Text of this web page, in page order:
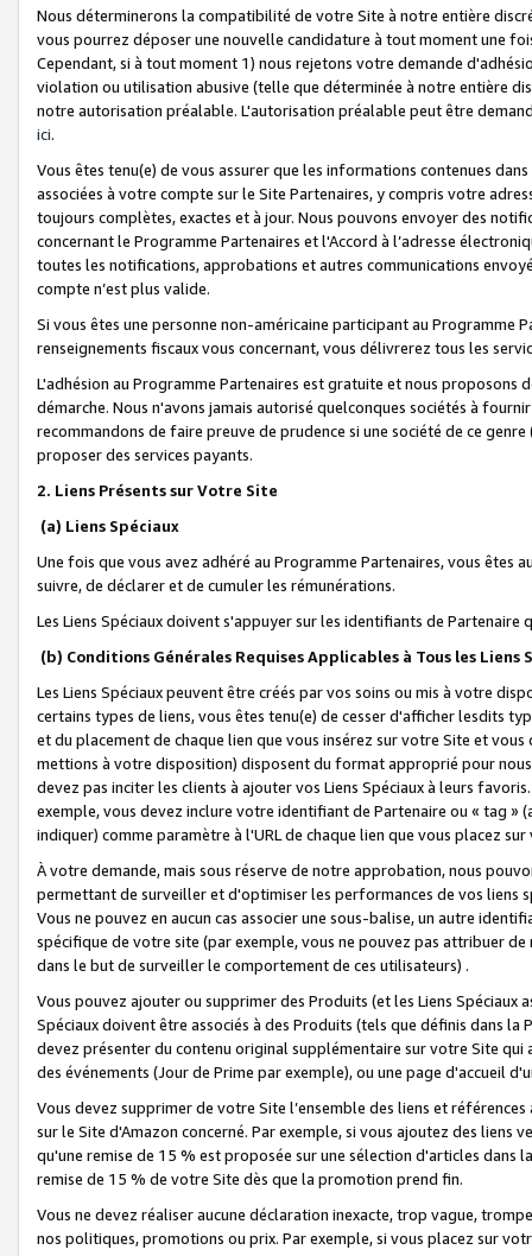
Nous déterminerons la compatibilité de votre Site à notre entière
vous pourrez déposer une nouvelle candidature à tout moment une
Cependant, si à tout moment 1) nous rejetons votre demande
violation ou utilisation abusive (telle que déterminée à notre entière
notre autorisation préalable. L'autorisation préalable peut être
ici.
Vous êtes tenu(e) de vous assurer que les informations contenues
associées à votre compte sur le Site Partenaires, y compris votre
toujours complètes, exactes et à jour. Nous pouvons envoyer des
concernant le Programme Partenaires et l'Accord à l’adresse
toutes les notifications, approbations et autres communications
compte n’est plus valide.
Si vous êtes une personne non-américaine participant au
renseignements fiscaux vous concernant, vous délivrerez tous les
L'adhésion au Programme Partenaires est gratuite et nous proposons
démarche. Nous n'avons jamais autorisé quelconques sociétés à
recommandons de faire preuve de prudence si une société de ce
proposer des services payants.
2. Liens Présents sur Votre Site
(a) Liens Spéciaux
Une fois que vous avez adhéré au Programme Partenaires, vous êtes
suivre, de déclarer et de cumuler les rémunérations.
Les Liens Spéciaux doivent s'appuyer sur les identifiants de Partenaire
(b) Conditions Générales Requises Applicables à Tous les Liens
Les Liens Spéciaux peuvent être créés par vos soins ou mis à votre
certains types de liens, vous êtes tenu(e) de cesser d'afficher lesdits
et du placement de chaque lien que vous insérez sur votre Site et
mettions à votre disposition) disposent du format approprié pour
devez pas inciter les clients à ajouter vos Liens Spéciaux à leurs
exemple, vous devez inclure votre identifiant de Partenaire ou « tag
indiquer) comme paramètre à l'URL de chaque lien que vous placez
À votre demande, mais sous réserve de notre approbation, nous
permettant de surveiller et d'optimiser les performances de vos liens
Vous ne pouvez en aucun cas associer une sous-balise, un autre
spécifique de votre site (par exemple, vous ne pouvez pas attribuer
dans le but de surveiller le comportement de ces utilisateurs) .
Vous pouvez ajouter ou supprimer des Produits (et les Liens
Spéciaux doivent être associés à des Produits (tels que définis dans
devez présenter du contenu original supplémentaire sur votre Site qui
des événements (Jour de Prime par exemple), ou une page d'accueil
Vous devez supprimer de votre Site l’ensemble des liens et
sur le Site d'Amazon concerné. Par exemple, si vous ajoutez des
qu'une remise de 15 % est proposée sur une sélection d'articles
remise de 15 % de votre Site dès que la promotion prend fin.
Vous ne devez réaliser aucune déclaration inexacte, trop vague,
nos politiques, promotions ou prix. Par exemple, si vous placez sur